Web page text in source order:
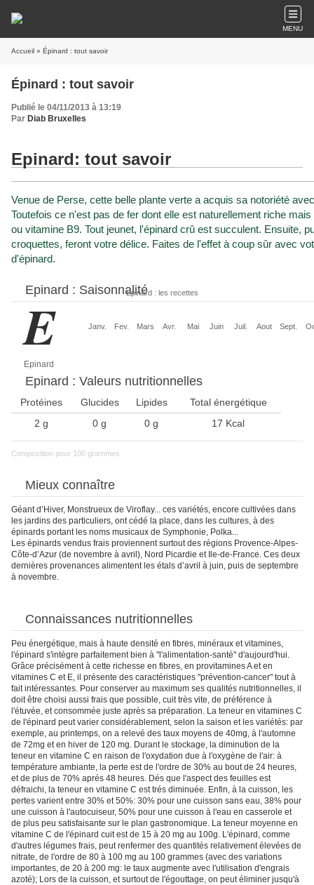
MENU
Accueil » Épinard : tout savoir
Épinard : tout savoir
Publié le 04/11/2013 à 13:19
Par Diab Bruxelles
Epinard: tout savoir
Epinard : les recettes
Venue de Perse, cette belle plante verte a acquis sa notoriété
Toutefois ce n'est pas de fer dont elle est naturellement riche
ou vitamine B9. Tout jeunet, l'épinard crû est succulent. Ensuite,
croquettes, feront votre délice. Faites de l'effet à coup sûr avec
d'épinard.
Epinard : Saisonnalité
E Janv. Fev. Mars Avr. Mai Juin Juil. Aout Sept.
Epinard
Epinard : Valeurs nutritionnelles
Protéines Glucides Lipides
Total énergétique
2 g
0 g 0 g 17 Kcal
Composition pour 100 grammes
Mieux connaître
Géant d’Hiver, Monstrueux de Viroflay... ces variétés, encore cultivées dans
les jardins des particuliers, ont cédé la place, dans les cultures, à des
épinards portant les noms musicaux de Symphonie, Polka...
Les épinards vendus frais proviennent surtout des régions Provence-Alpes-
Côte-d’Azur (de novembre à avril), Nord Picardie et Ile-de-France. Ces deux
dernières provenances alimentent les étals d’avril à juin, puis de septembre
à novembre.
Connaissances nutritionnelles
Peu énergétique, mais à haute densité en fibres, minéraux et vitamines,
l'épinard s'intègre parfaitement bien à "l'alimentation-santé" d'aujourd'hui.
Grâce précisément à cette richesse en fibres, en provitamines A et en
vitamines C et E, il présente des caractéristiques "prévention-cancer" tout à
fait intéressantes. Pour conserver au maximum ses qualités nutritionnelles, il
doit être choisi aussi frais que possible, cuit très vite, de préférence à
l'étuvée, et consommée juste après sa préparation. La teneur en vitamines C
de l'épinard peut varier considérablement, selon la saison et les variétés: par
exemple, au printemps, on a relevé des taux moyens de 40mg, à l'automne
de 72mg et en hiver de 120 mg. Durant le stockage, la diminution de la
teneur en vitamine C en raison de l'oxydation due à l'oxygène de l'air: à
température ambiante, la perte est de l'ordre de 30% au bout de 24 heures,
et de plus de 70% aprés 48 heures. Dés que l'aspect des feuilles est
défraichi, la teneur en vitamine C est trés diminuée. Enfin, à la cuisson, les
pertes varient entre 30% et 50%: 30% pour une cuisson sans eau, 38% pour
une cuisson à l'autocuiseur, 50% pour une cuisson à l'eau en casserole et
de plus peu satisfaisante sur le plan gastronomique. La teneur moyenne en
vitamine C de l'épinard cuit est de 15 à 20 mg au 100g. L'épinard, comme
d'autres légumes frais, peut renfermer des quantités relativement élevées de
nitrate, de l'ordre de 80 à 100 mg au 100 grammes (avec des variations
importantes, de 20 à 200 mg: le taux augmente avec l'utilisation d'engrais
azoté); Lors de la cuisson, et surtout de l'égouttage, on peut éliminer jusqu'à